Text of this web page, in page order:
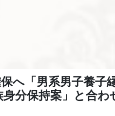
へ「男系男子養子
分保持案」と合わ